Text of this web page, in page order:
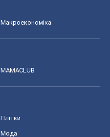
Макроекономіка
MAMACLUB
Плітки
Мода